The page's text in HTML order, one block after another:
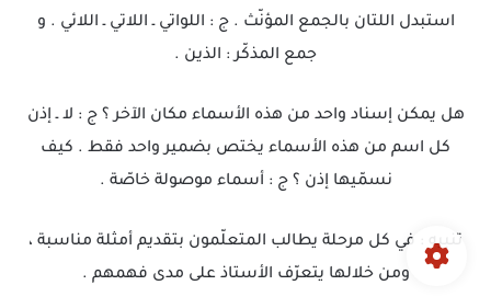
استبدل اللتان بالجمع المؤنّث . ج : اللواتي ـ اللاتي ـ اللائي . و
جمع المذكّر : الذين .
هل يمكن إسناد واحد من هذه الأسماء مكان الآخر ؟ ج : لا ـ إذن
كل اسم من هذه الأسماء يختص بضمير واحد فقط . كيف
نسمّيها إذن ؟ ج : أسماء موصولة خاصّة .
تنبيه : في كل مرحلة يطالب المتعلّمون بتقديم أمثلة مناسبة ،
ومن خلالها يتعرّف الأستاذ على مدى فهمهم .